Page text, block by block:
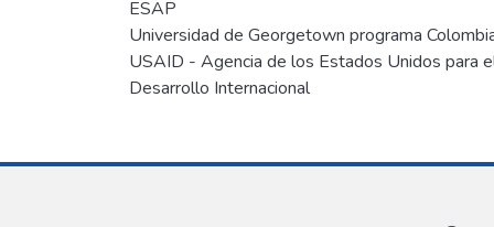
ESAP
Universidad de Georgetown programa
USAID - Agencia de los Estados Unidos para
Desarrollo Internacional